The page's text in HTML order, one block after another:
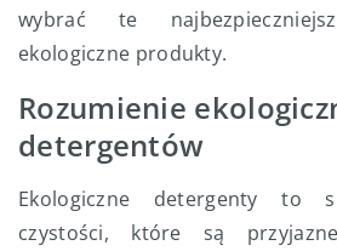
wybrać te
ekologiczne produkty.
Rozumienie
detergentów
Ekologiczne detergenty to
czystości, które są